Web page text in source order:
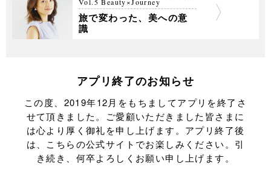
旅で変わった、美への意
識
アプリ終了のお知らせ
この度、2019年12月をもちましてアプリを終了さ
せて頂きました。ご愛顧いただきました皆さまに
は心より厚く御礼を申し上げます。 アプリ終了後
は、こちらの公式サイトでお楽しみください。引
き続き、何卒よろしくお願い申し上げます。